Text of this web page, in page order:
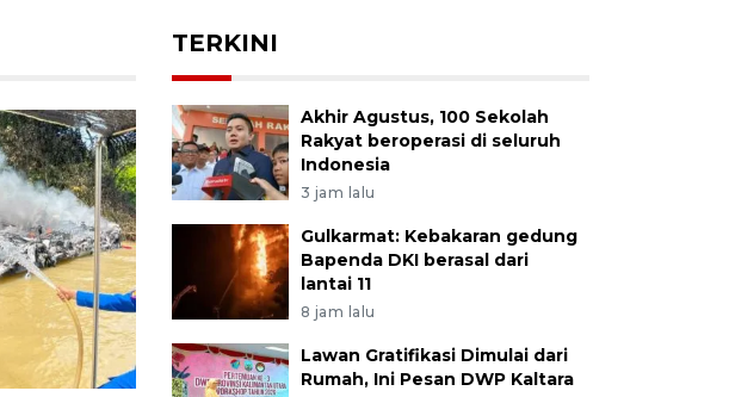
TERKINI
Akhir Agustus, 100 Sekolah
Rakyat beroperasi di seluruh
Indonesia
3 jam lalu
Gulkarmat: Kebakaran gedung
Bapenda DKI berasal dari
lantai 11
8 jam lalu
Lawan Gratifikasi Dimulai dari
Rumah, Ini Pesan DWP Kaltara